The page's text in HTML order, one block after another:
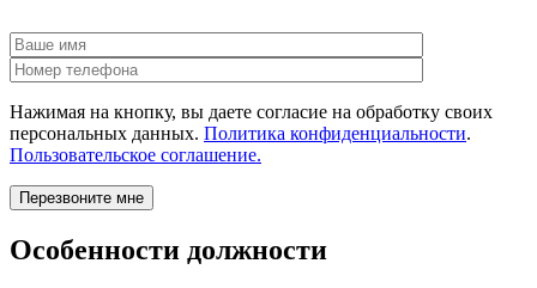
Нажимая на кнопку, вы даете согласие на обработку своих
персональных данных. Политика конфиденциальности.
Пользовательское соглашение.
Особенности должности